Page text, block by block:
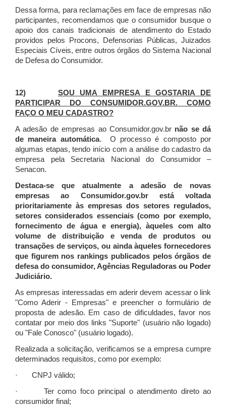
Dessa forma, para reclamações em face de empresas não
participantes, recomendamos que o consumidor busque o
apoio dos canais tradicionais de atendimento do Estado
providos pelos Procons, Defensorias Públicas, Juizados
Especiais Cíveis, entre outros órgãos do Sistema Nacional
de Defesa do Consumidor.
12) SOU UMA EMPRESA E GOSTARIA DE
PARTICIPAR DO CONSUMIDOR.GOV.BR. COMO
FAÇO O MEU CADASTRO?
A adesão de empresas ao Consumidor.gov.br não se dá
de maneira automática. O processo é composto por
algumas etapas, tendo início com a análise do cadastro da
empresa pela Secretaria Nacional do Consumidor –
Senacon.
Destaca-se que atualmente a adesão de novas
empresas ao Consumidor.gov.br está voltada
prioritariamente às empresas dos setores regulados,
setores considerados essenciais (como por exemplo,
fornecimento de água e energia), àqueles com alto
volume de distribuição e venda de produtos ou
transações de serviços, ou ainda àqueles fornecedores
que figurem nos rankings publicados pelos órgãos de
defesa do consumidor, Agências Reguladoras ou Poder
Judiciário.
As empresas interessadas em aderir devem acessar o link
"Como Aderir - Empresas" e preencher o formulário de
proposta de adesão. Em caso de dificuldades, favor nos
contatar por meio dos links "Suporte" (usuário não logado)
ou "Fale Conosco" (usuário logado).
Realizada a solicitação, verificamos se a empresa cumpre
determinados requisitos, como por exemplo:
· CNPJ válido;
· Ter como foco principal o atendimento direto ao
consumidor final;